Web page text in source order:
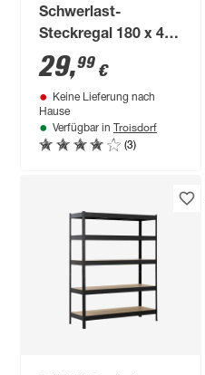
Schwerlast-
Steckregal 180 x 45
x 45 cm, 5 Böden,
verzinkt, Tragkraft
1000 kg
29,99 €
Keine Lieferung nach
Hause
Verfügbar in Troisdorf
(3)